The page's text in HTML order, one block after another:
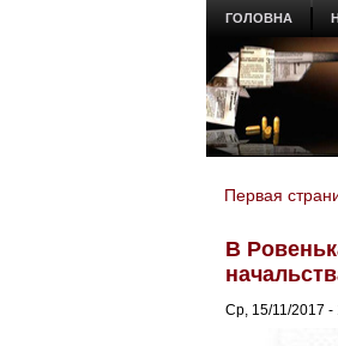
ГОЛОВНА
You are here
Первая
В
Ср, 15/11/2017 -